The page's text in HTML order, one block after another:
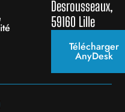
Desrousseaux,
59160 Lille
Télécharger
AnyDesk